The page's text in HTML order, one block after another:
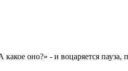
оно?» - и воцаряется пауза,